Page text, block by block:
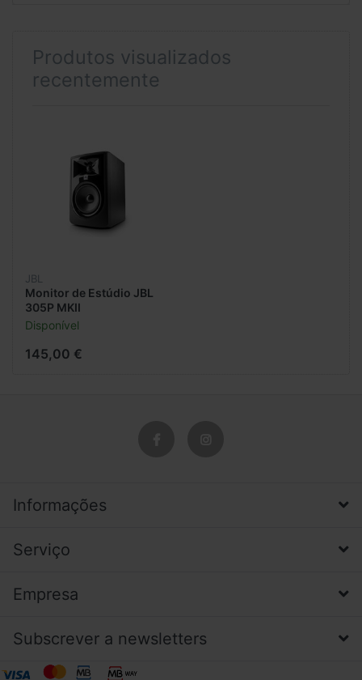
Produtos visualizados
recentemente
JBL
Monitor de Estúdio JBL
305P MKII
Disponível
145,00 €
Informações
Serviço
Empresa
Subscrever a newsletters